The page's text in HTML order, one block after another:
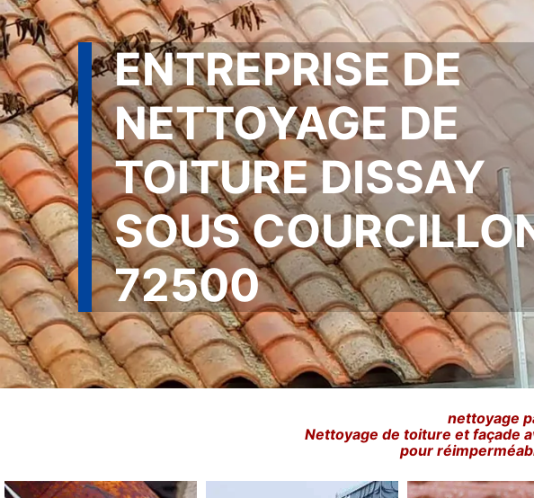
ENTREPRISE DE
NETTOYAGE DE
TOITURE DISSAY
SOUS
72500
nettoyage
Nettoyage de toiture et façade
pour